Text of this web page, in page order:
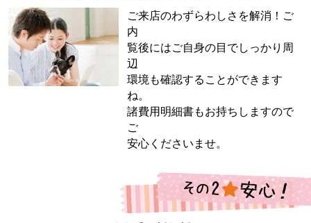
ご来店のわずらわしさを解消！ご
内
覧後にはご自身の目でしっかり周
辺
環境も確認することができます
ね。
諸費用明細書もお持ちしますので
ご
安心くださいませ。